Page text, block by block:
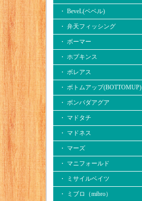
・ BeveL(ベベル)
・ 弁天フィッシング
・ ボーマー
・ ホプキンス
・ ボレアス
・ ボトムアップ(BOTTOMUP)
・ ボンバダアグア
・ マドタチ
・ マドネス
・ マーズ
・ マニフォールド
・ ミサイルベイツ
・ ミブロ（mibro）